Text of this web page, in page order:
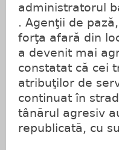
administratorul
. Agenţii de
forţa afară din
a devenit mai
constatat că cei
atribuţilor de
continuat în
tânărul agresiv
republicată, cu